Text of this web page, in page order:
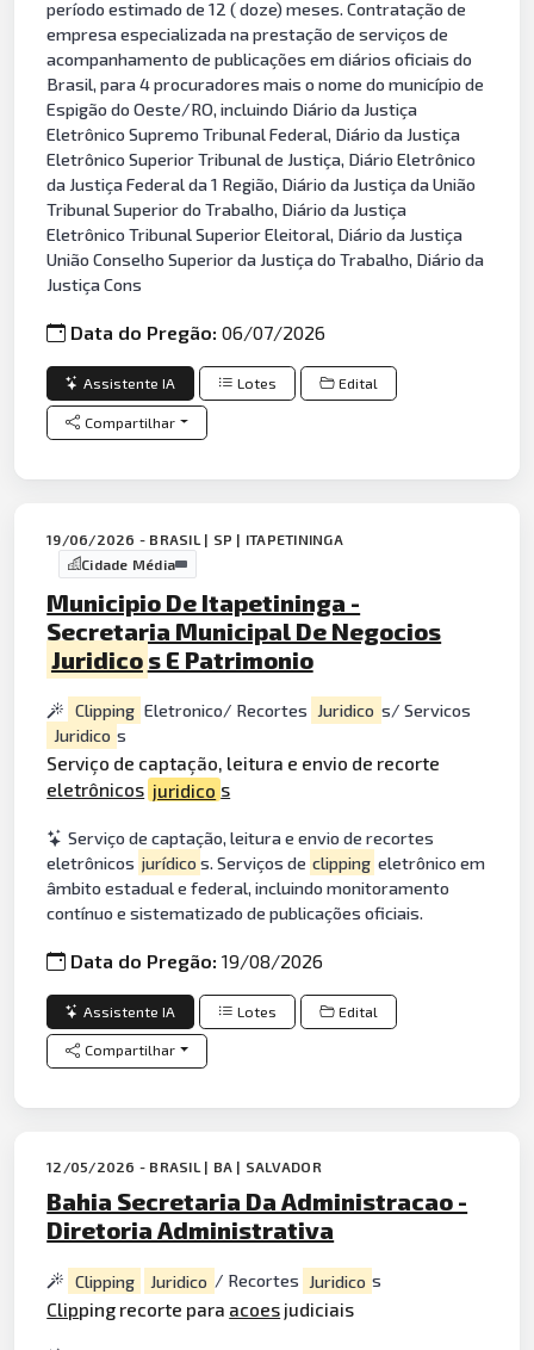
período estimado de 12 ( doze) meses. Contratação de
empresa especializada na prestação de serviços de
acompanhamento de publicações em diários oficiais do
Brasil, para 4 procuradores mais o nome do município de
Espigão do Oeste/RO, incluindo Diário da Justiça
Eletrônico Supremo Tribunal Federal, Diário da Justiça
Eletrônico Superior Tribunal de Justiça, Diário Eletrônico
da Justiça Federal da 1 Região, Diário da Justiça da União
Tribunal Superior do Trabalho, Diário da Justiça
Eletrônico Tribunal Superior Eleitoral, Diário da Justiça
União Conselho Superior da Justiça do Trabalho, Diário da
Justiça Cons
Data do Pregão:06/07/2026
Assistente IA Lotes Edital
Compartilhar
19/06/2026 - BRASIL | SP | ITAPETININGA
Cidade Média
Municipio De Itapetininga -
Secretaria Municipal De Negocios
Juridico s E Patrimonio
Clipping Eletronico/ Recortes Juridico s/ Servicos
Juridico s
Serviço de captação, leitura e envio de recorte
eletrônicos juridico s
Serviço de captação, leitura e envio de recortes
eletrônicos jurídico s. Serviços de clipping eletrônico em
âmbito estadual e federal, incluindo monitoramento
contínuo e sistematizado de publicações oficiais.
Data do Pregão:19/08/2026
Assistente IA Lotes Edital
Compartilhar
12/05/2026 - BRASIL | BA | SALVADOR
Bahia Secretaria Da Administracao -
Diretoria Administrativa
Clipping Juridico / Recortes Juridico s
Clipping recorte para acoes judiciais